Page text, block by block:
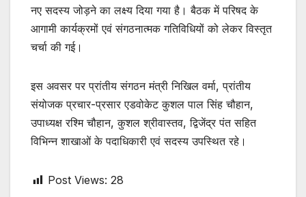
नए सदस्य जोड़ने का लक्ष्य दिया गया है। बैठक में परिषद के
आगामी कार्यक्रमों एवं संगठनात्मक गतिविधियों को लेकर विस्तृत
चर्चा की गई।
इस अवसर पर प्रांतीय संगठन मंत्री निखिल वर्मा, प्रांतीय
संयोजक प्रचार-प्रसार एडवोकेट कुशल पाल सिंह चौहान,
उपाध्यक्ष रश्मि चौहान, कुशल श्रीवास्तव, द्विजेंद्र पंत सहित
विभिन्न शाखाओं के पदाधिकारी एवं सदस्य उपस्थित रहे।
Post Views: 28